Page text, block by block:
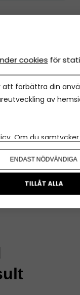
lätta
registrera
ekonomin.
rapporter,
den som inte är
cookies för
förbättra din
av
. Om du
hittar du den
ENDAST NÖDVÄNDIGA
TILLÅT ALLA